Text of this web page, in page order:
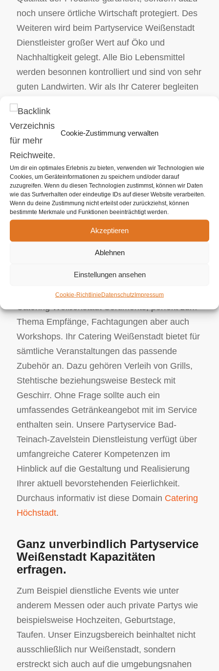
Cookie-Zustimmung verwalten
Um dir ein optimales Erlebnis zu bieten, verwenden wir Technologien wie
Cookies, um Geräteinformationen zu speichern und/oder darauf
zuzugreifen. Wenn du diesen Technologien zustimmst, können wir Daten
wie das Surfverhalten oder eindeutige IDs auf dieser Website verarbeiten.
Wenn du deine Zustimmung nicht erteilst oder zurückziehst, können
bestimmte Merkmale und Funktionen beeinträchtigt werden.
Akzeptieren
Ablehnen
Einstellungen ansehen
Cookie-RichtlinieDatenschutzImpressum
noch unsere örtliche Wirtschaft protegiert. Des
Weiteren wird beim Partyservice Weißenstadt
Dienstleister großer Wert auf Öko und
Nachhaltigkeit gelegt. Alle Bio Lebensmittel
werden besonnen kontrolliert und sind von sehr
guten Landwirten. Wir als Ihr Caterer begleiten
das bevorstehende Geschehnis. Ungeachtet
dessen, ob es sich um Ihr Ostercatering bzw.
einen BBQ handelt, wir sind für Sie da, um all
Ihre kulinarischen Wünsche mit Perfektion und
Handwerksgeschick umzusetzen. Das
vielseitige Catering Angebot reicht von
exklusivem BBQ bzw. klassische Menüs bis zu
speziellen Catering Ideen für Geschäftsfeiern
und auch private Anlässe.Weißenstadt
Catering und Partyservice 100% mitsamt
Burger beziehungsweise Mini Frikadellen sind
eben auch zentraler Bestandteil dieses
Catering Weißenstadt Sortiments, perfekt zum
Thema Empfänge, Fachtagungen aber auch
Workshops. Ihr Catering Weißenstadt bietet für
sämtliche Veranstaltungen das passende
Zubehör an. Dazu gehören Verleih von Grills,
Stehtische beziehungsweise Besteck mit
Geschirr. Ohne Frage sollte auch ein
umfassendes Getränkeangebot mit im Service
enthalten sein. Unsere Partyservice Bad-
Teinach-Zavelstein Dienstleistung verfügt über
umfangreiche Caterer Kompetenzen im
Hinblick auf die Gestaltung und Realisierung
Ihrer aktuell bevorstehenden Feierlichkeit.
Durchaus informativ ist diese Domain Catering
Höchstadt.
Ganz unverbindlich Partyservice
Weißenstadt Kapazitäten
erfragen.
Zum Beispiel dienstliche Events wie unter
anderem Messen oder auch private Partys wie
beispielsweise Hochzeiten, Geburtstage,
Taufen. Unser Einzugsbereich beinhaltet nicht
ausschließlich nur Weißenstadt, sondern
erstreckt sich auch auf die umgebungsnahen